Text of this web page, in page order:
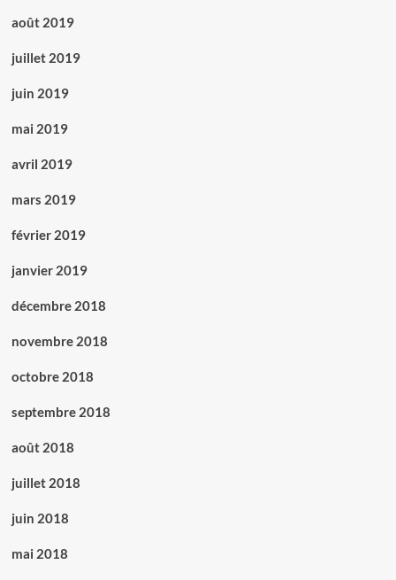
août 2019
juillet 2019
juin 2019
mai 2019
avril 2019
mars 2019
février 2019
janvier 2019
décembre 2018
novembre 2018
octobre 2018
septembre 2018
août 2018
juillet 2018
juin 2018
mai 2018